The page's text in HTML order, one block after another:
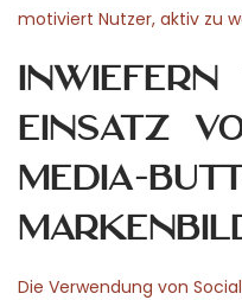
motiviert Nutzer, aktiv zu
Einsatz
Media-
Die Verwendung von